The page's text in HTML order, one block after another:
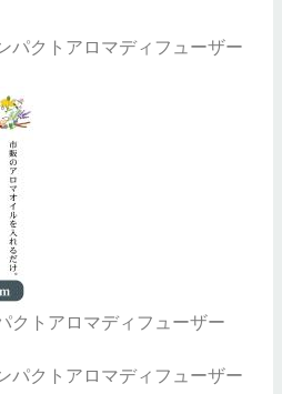
パクトアロマディフューザー
クトアロマディフューザー
パクトアロマディフューザー